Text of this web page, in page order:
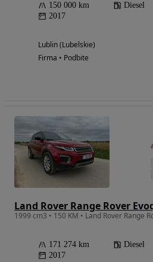
150 000 km Diesel
2017
Lublin (Lubelskie)
Firma • Podbite
1999 cm3 • 150 KM • Land Rover Range
171 274 km Diesel
2017